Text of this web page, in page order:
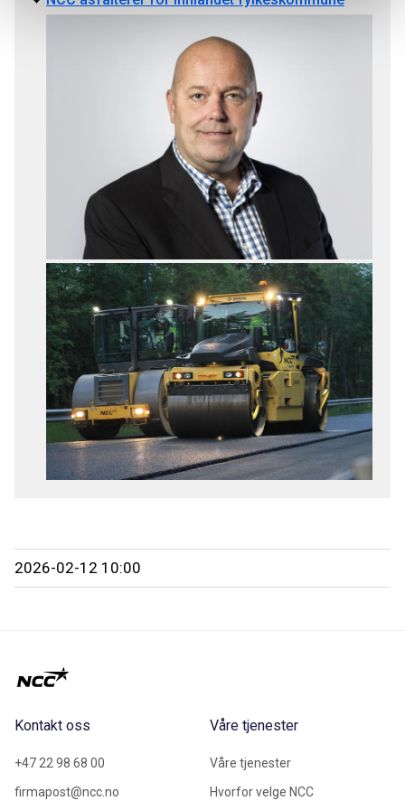
2026-02-12 10:00
Kontakt oss
+47 22 98 68 00
firmapost@ncc.no
Våre tjenester
Våre tjenester
Hvorfor velge NCC